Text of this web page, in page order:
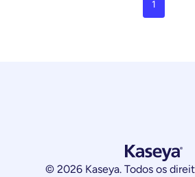
1
© 2026 Kaseya. Todos os